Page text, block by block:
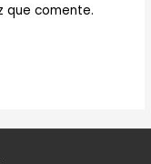
que comente.